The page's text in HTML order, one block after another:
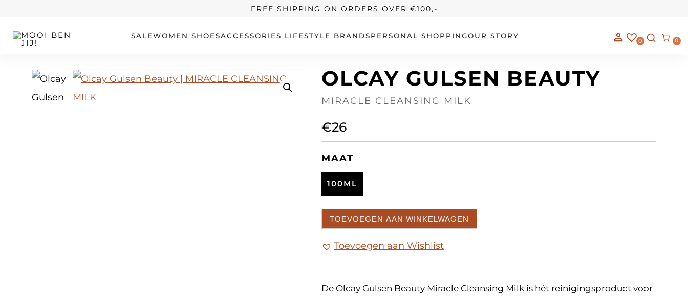
FREE SHIPPING ON ORDERS OVER €100,-
SALEWOMEN SHOESACCESSORIES LIFESTYLE BRANDSPERSONAL SHOPPINGOUR STORY
0 0
OLCAY GULSEN BEAUTY
MIRACLE CLEANSING MILK
€26
MAAT
100ML
TOEVOEGEN AAN WINKELWAGEN
Toevoegen aan Wishlist
De Olcay Gulsen Beauty Miracle Cleansing Milk is hét reinigingsproduct voor